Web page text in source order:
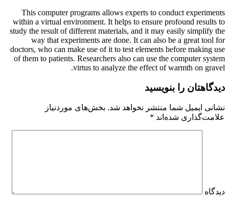
This computer programs allows experts to conduct experiments
within a virtual environment. It helps to ensure profound results to
study the result of different materials, and it may easily simplify the
way that experiments are done. It can also be a great tool for
doctors, who can make use of it to test elements before making use
of them to patients. Researchers also can use the computer system
virtus to analyze the effect of warmth on gravel.
دیدگاهتان را بنویسید
نشانی ایمیل شما منتشر نخواهد شد. بخش‌های موردنیاز
علامت‌گذاری شده‌اند *
دیدگاه